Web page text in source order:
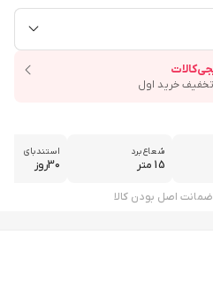
شعاع برد
15 متر
استندبای
30روز
ضمانت اصل بودن کالا